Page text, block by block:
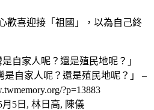
自家人呢？還是殖民地呢？」
是自家人呢？還是殖民地呢？」 –
?p=13883
月5日, 林日高, 陳儀